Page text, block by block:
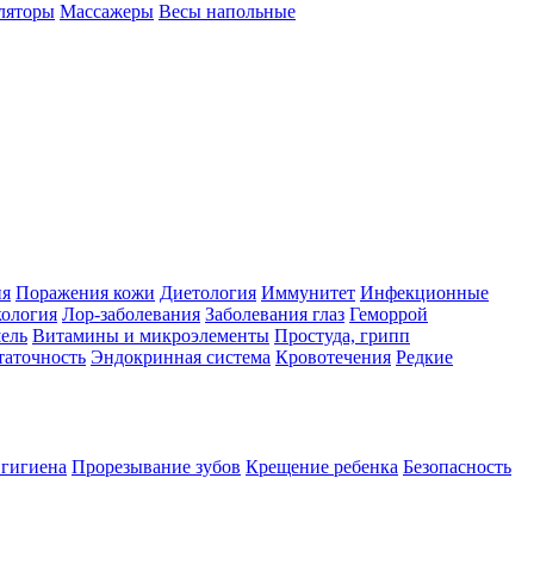
Массажеры Весы напольные
Поражения кожи Диетология Иммунитет Инфекционные
Лор-заболевания Заболевания глаз Геморрой
Витамины и микроэлементы Простуда, грипп
Эндокринная система Кровотечения Редкие
Прорезывание зубов Крещение ребенка Безопасность